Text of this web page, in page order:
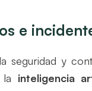
e
seguridad y
inteligencia